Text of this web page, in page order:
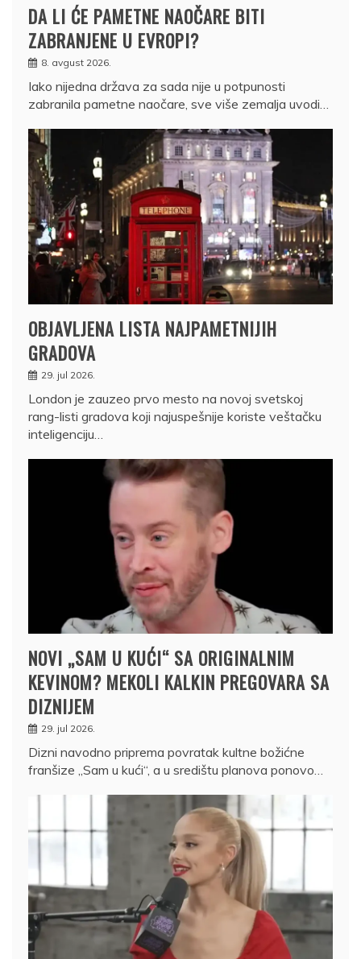
DA LI ĆE PAMETNE NAOČARE BITI
ZABRANJENE U EVROPI?
8. avgust 2026.
Iako nijedna država za sada nije u potpunosti
zabranila pametne naočare, sve više zemalja uvodi…
OBJAVLJENA LISTA NAJPAMETNIJIH
GRADOVA
29. jul 2026.
London je zauzeo prvo mesto na novoj svetskoj
rang-listi gradova koji najuspešnije koriste veštačku
inteligenciju…
NOVI „SAM U KUĆI“ SA ORIGINALNIM
KEVINOM? MEKOLI KALKIN PREGOVARA SA
DIZNIJEM
29. jul 2026.
Dizni navodno priprema povratak kultne božićne
franšize „Sam u kući“, a u središtu planova ponovo…